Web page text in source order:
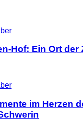
Hof: Ein Ort der
im Herzen